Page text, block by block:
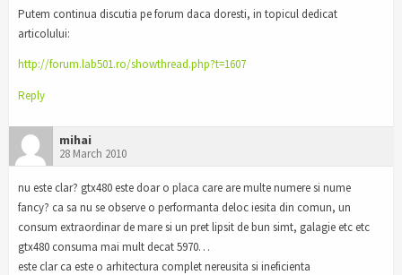
Putem continua discutia pe forum daca doresti, in topicul dedicat
articolului:
http://forum.lab501.ro/showthread.php?t=1607
Reply
mihai
28 March 2010
nu este clar? gtx480 este doar o placa care are multe numere si nume
fancy? ca sa nu se observe o performanta deloc iesita din comun, un
consum extraordinar de mare si un pret lipsit de bun simt, galagie etc etc
gtx480 consuma mai mult decat 5970…
este clar ca este o arhitectura complet nereusita si ineficienta